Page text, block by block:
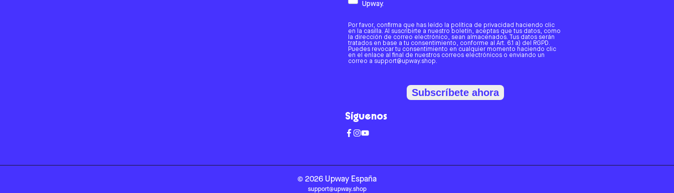
Upway.
Por favor, confirma que has leído la política de privacidad haciendo clic
en la casilla. Al suscribirte a nuestro boletín, aceptas que tus datos, como
la dirección de correo electrónico, sean almacenados. Tus datos serán
tratados en base a tu consentimiento, conforme al Art. 6.1 a) del RGPD.
Puedes revocar tu consentimiento en cualquier momento haciendo clic
en el enlace al final de nuestros correos electrónicos o enviando un
correo a support@upway.shop.
Subscríbete ahora
Síguenos
© 2026 Upway España
support@upway.shop